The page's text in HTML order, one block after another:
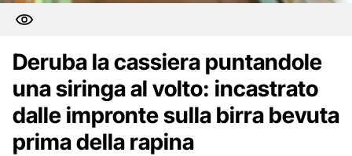
Deruba la cassiera puntandole
una siringa al volto: incastrato
dalle impronte sulla birra bevuta
prima della rapina